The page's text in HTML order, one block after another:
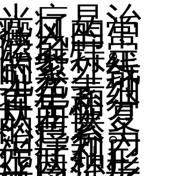
是治
风的常
之一。
射特定
紫外线
光，可
色素细
生和分
而恢复
色素。
疗分为
疗和广
两种形